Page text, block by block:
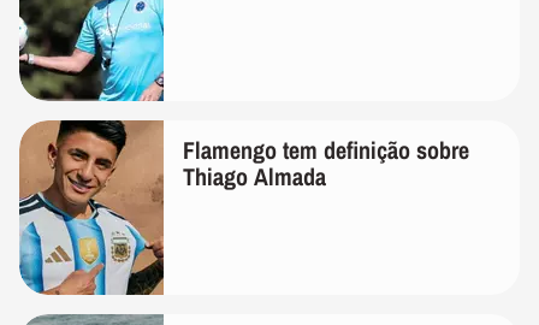
Flamengo tem definição sobre
Thiago Almada